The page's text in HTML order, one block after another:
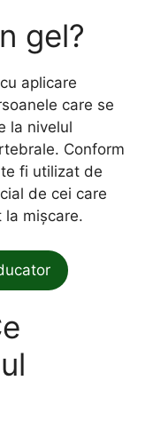
gel?
aplicare
care se
la nivelul
Conform
fi utilizat de
de cei care
mișcare.